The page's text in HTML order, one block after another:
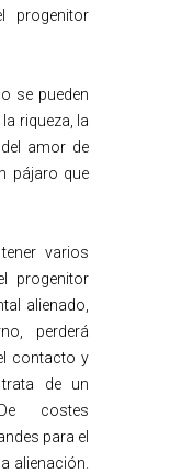
progenitor
se pueden
riqueza, la
amor de
pájaro que
varios
progenitor
alienado,
perderá
contacto y
de un
costes
para el
alienación.